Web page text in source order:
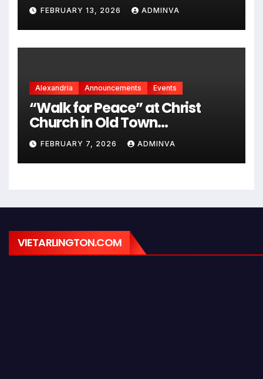
FEBRUARY 13, 2026 ADMINVA
Alexandria Announcements Events
“Walk for Peace” at Christ
Church in Old Town
Alexandria on Monday,
February 9, 2026
FEBRUARY 7, 2026 ADMINVA
VIETARLINGTON.COM